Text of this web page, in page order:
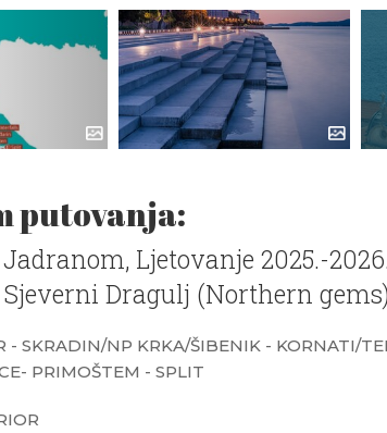
putovanja:
Ljetovanje 2025.-
Dragulj (Northern gems)
- SKRADIN/NP KRKA/ŠIBENIK - KORNATI/
PRIMOŠTEM - SPLIT